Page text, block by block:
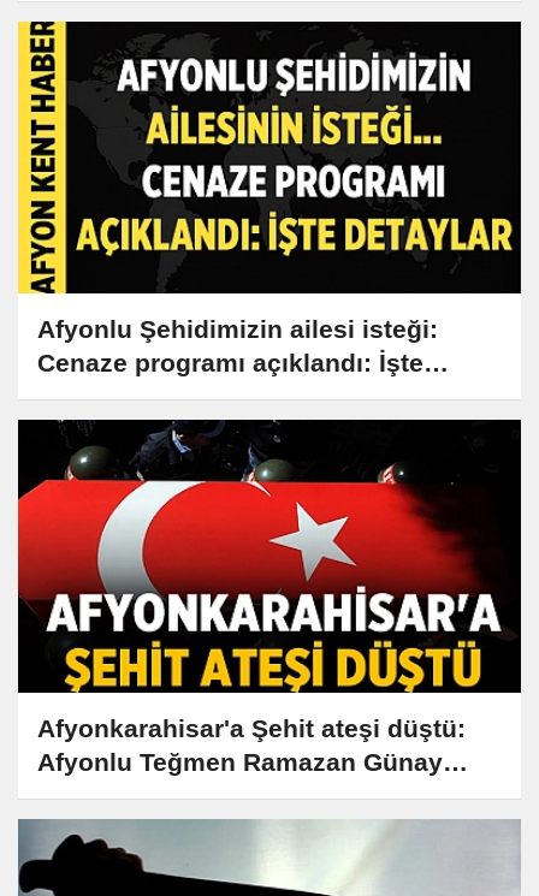
Afyonlu Şehidimizin ailesi isteği:
Cenaze programı açıklandı: İşte
Detaylar
Afyonkarahisar'a Şehit ateşi düştü:
Afyonlu Teğmen Ramazan Günay
Şehit oldu!